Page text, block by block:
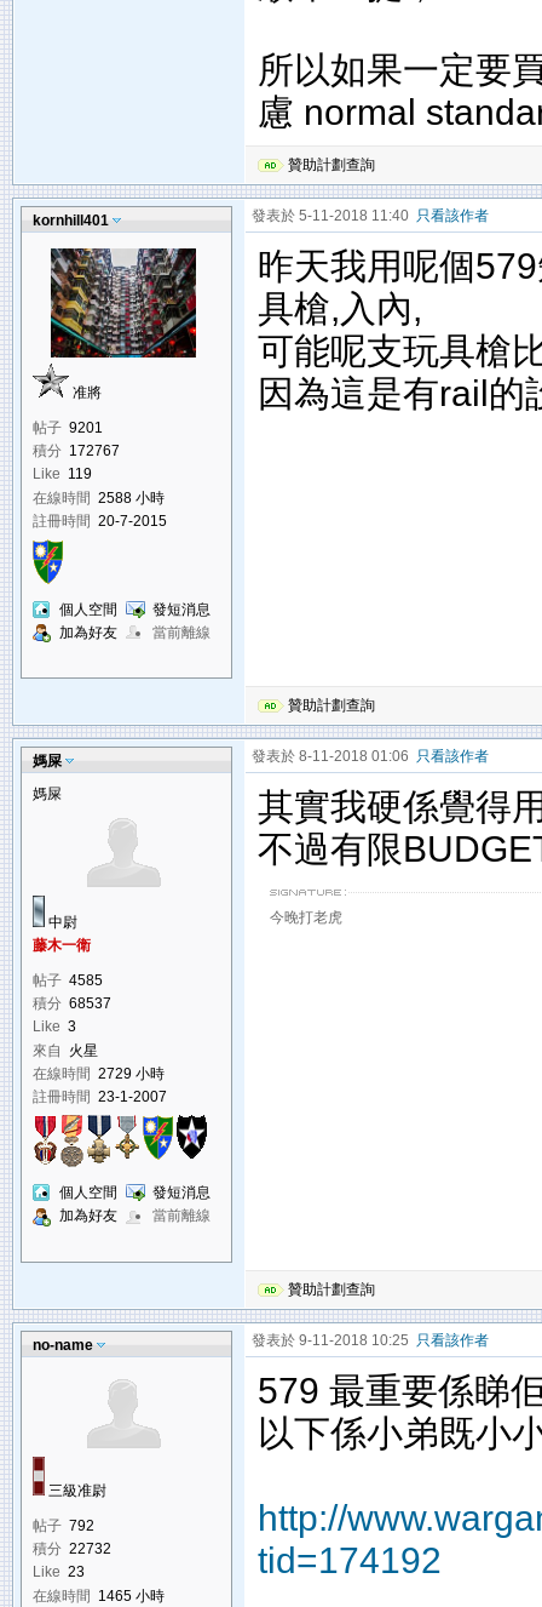
所以如果一定要
慮 normal
贊助計劃查詢
kornhill401
准將
帖子 9201
積分 172767
Like 119
在線時間 2588 小時
註冊時間 20-7-2015
個人空間
發短消息
加為好友
當前離線
發表於 5-11-2018 11:40 只看該作者
昨天我用呢個
具槍,入內,
可能呢支玩具槍
因為這是有rail的
贊助計劃查詢
媽屎
媽屎
中尉
藤木一衛
帖子 4585
積分 68537
Like 3
來自
火星
在線時間 2729 小時
註冊時間 23-1-2007
個人空間
發短消息
加為好友
當前離線
發表於 8-11-2018 01:06 只看該作者
其實我硬係覺得
不過有限
今晚打老虎
贊助計劃查詢
no-name
三級准尉
帖子 792
積分 22732
Like 23
在線時間 1465 小時
發表於 9-11-2018 10:25 只看該作者
579 最重要係睇
以下係小弟既小
http://
tid=174192